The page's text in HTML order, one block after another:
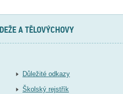
A TĚLOVÝCHOVY
Důležité odkazy
Školský rejstřík